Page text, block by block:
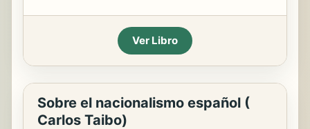
Ver Libro
Sobre el nacionalismo español (
Carlos Taibo)